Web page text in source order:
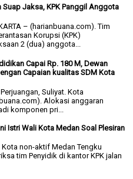
Suap Jaksa, KPK Panggil Anggota
– (harianbuana.com). Tim
Korupsi (KPK)
2 (dua) anggota...
Capai Rp. 180 M, Dewan
Capaian kualitas SDM Kota
Suliyat. Kota
Alokasi anggaran
komponen pri...
Istri Wali Kota Medan Soal Plesiran
non-aktif Medan Tengku
tim Penyidik di kantor KPK jalan